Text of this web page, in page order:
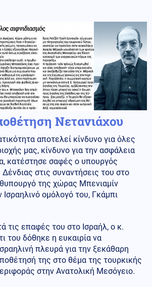
Νετανιάχου
αποτελεί κίνδυνο για όλες
μας, κίνδυνο για την ασφάλεια
κατέστησε σαφές ο υπουργός
στις συναντήσεις του στο
της χώρας Μπενιαμίν
Ισραηλινό ομόλογό του, Γκάμπι
τις επαφές του στο Ισραήλ, ο κ.
του δόθηκε η ευκαιρία να
πλευρά για την ξεκάθαρη
της στο θέμα της τουρκικής
στην Ανατολική Μεσόγειο.